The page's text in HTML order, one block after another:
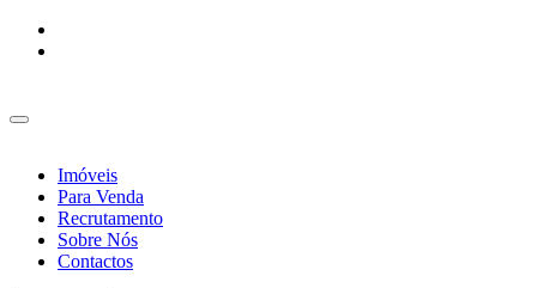
Imóveis
Para Venda
Recrutamento
Sobre Nós
Contactos